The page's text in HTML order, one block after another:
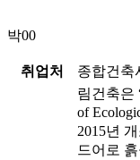
박00
취업처 종합건축
림건축은
of
2015년
드어로